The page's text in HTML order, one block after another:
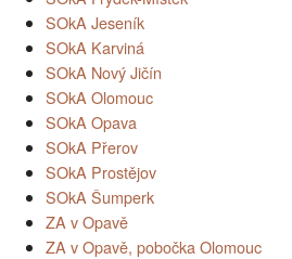
SOkA Jeseník
SOkA Karviná
SOkA Nový Jičín
SOkA Olomouc
SOkA Opava
SOkA Přerov
SOkA Prostějov
SOkA Šumperk
ZA v Opavě
ZA v Opavě, pobočka Olomouc